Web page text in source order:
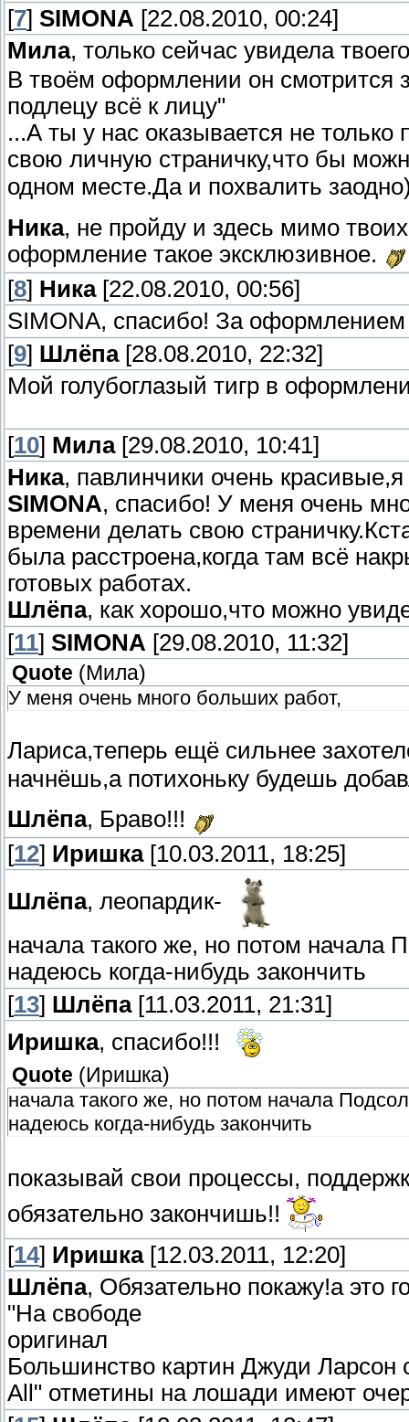
[7] SIMONA [22.08.2010, 00:24]
Мила, только сейчас увидела
В твоём оформлении он смотрится
подлецу всё к лицу"
...А ты у нас оказывается не
свою личную страничку,что бы
одном месте.Да и похвалить
Ника, не пройду и здесь мимо
оформление такое эксклюзивное.
[8] Ника[22.08.2010, 00:56]
SIMONA, спасибо! За
[9] Шлёпа[28.08.2010, 22:32]
Мой голубоглазый тигр в
[10] Мила[29.08.2010, 10:41]
Ника, павлинчики очень
SIMONA, спасибо! У меня очень
времени делать свою
была расстроена,когда там всё
готовых работах.
Шлёпа, как хорошо,что можно
[11] SIMONA [29.08.2010, 11:32]
Quote (Мила)
У меня очень много больших работ,
Лариса,теперь ещё сильнее
начнёшь,а потихоньку будешь
Шлёпа, Браво!!!
[12] Иришка[10.03.2011, 18:25]
Шлёпа, леопардик-
начала такого же, но потом начала
надеюсь когда-нибудь закончить
[13] Шлёпа[11.03.2011, 21:31]
Иришка, спасибо!!!
Quote (Иришка)
начала такого же, но потом начала
надеюсь когда-нибудь закончить
показывай свои процессы,
обязательно закончишь!!
[14] Иришка[12.03.2011, 12:20]
Шлёпа, Обязательно покажу!а это
"На свободе
оригинал
Большинство картин Джуди
All" отметины на лошади имеют